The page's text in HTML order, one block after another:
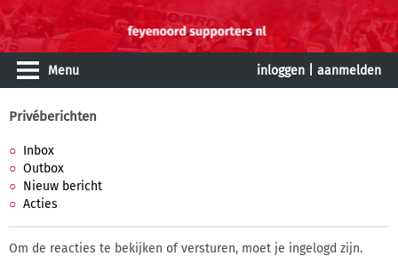
Menu inloggen aanmelden
Privéberichten
Inbox
Outbox
Nieuw bericht
Acties
Om de reacties te bekijken of versturen, moet je ingelogd zijn.